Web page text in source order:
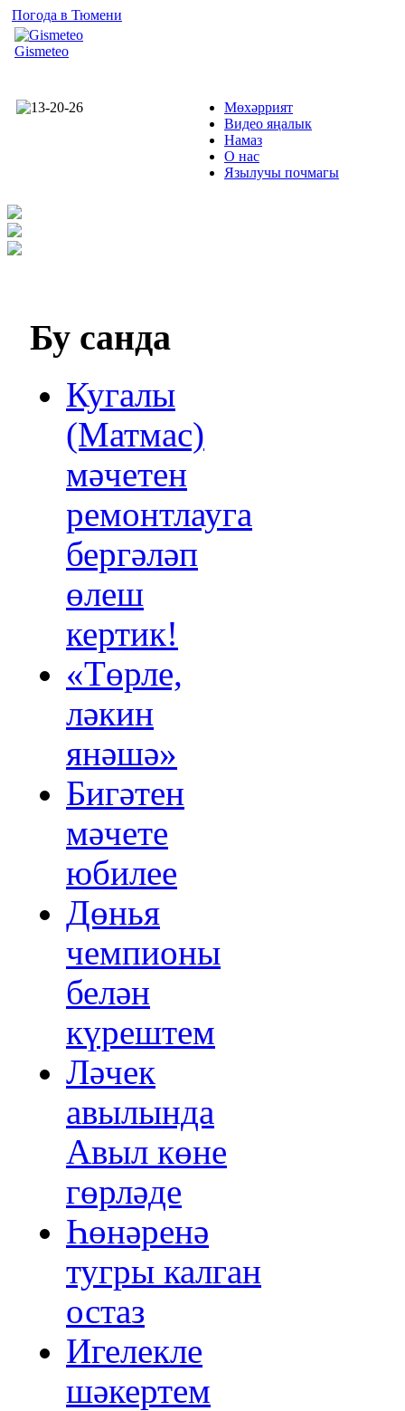
Погода в Тюмени
Gismeteo
Мөхәррият
Видео яңалык
Намаз
О нас
Язылучы почмагы
Бу санда
Кугалы
(Матмас)
мәчетен
ремонтлауга
бергәләп
өлеш
кертик!
«Төрле,
ләкин
янәшә»
Бигәтен
мәчете
юбилее
Дөнья
чемпионы
белән
күрештем
Ләчек
авылында
Авыл көне
гөрләде
Һөнәренә
тугры калган
остаз
Игелекле
шәкертем